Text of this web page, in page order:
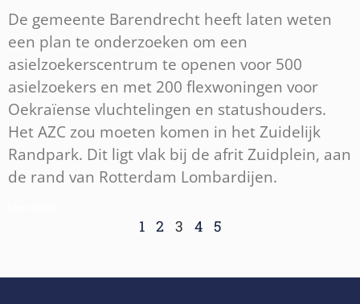
De gemeente Barendrecht heeft laten weten
een plan te onderzoeken om een
asielzoekerscentrum te openen voor 500
asielzoekers en met 200 flexwoningen voor
Oekraïense vluchtelingen en statushouders.
Het AZC zou moeten komen in het Zuidelijk
Randpark. Dit ligt vlak bij de afrit Zuidplein, aan
de rand van Rotterdam Lombardijen.
1 2 3 4 5